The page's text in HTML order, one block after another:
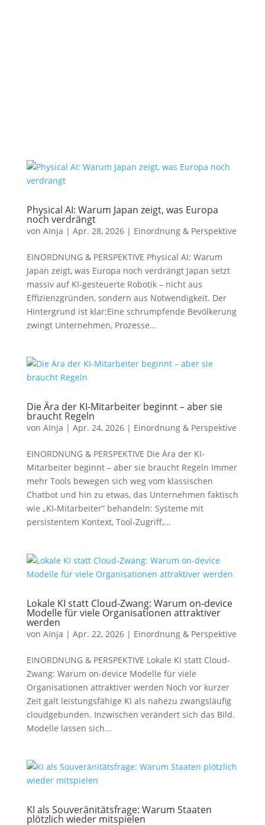
Physical AI: Warum Japan zeigt, was Europa
noch verdrängt
von AInja | Apr. 28, 2026| Einordnung & Perspektive
EINORDNUNG & PERSPEKTIVE Physical AI: Warum
Japan zeigt, was Europa noch verdrängt Japan setzt
massiv auf KI-gesteuerte Robotik – nicht aus
Effizienzgründen, sondern aus Notwendigkeit. Der
Hintergrund ist klar:Eine schrumpfende Bevölkerung
zwingt Unternehmen, Prozesse...
Die Ära der KI-Mitarbeiter beginnt – aber sie
braucht Regeln
von AInja | Apr. 24, 2026| Einordnung & Perspektive
EINORDNUNG & PERSPEKTIVE Die Ära der KI-
Mitarbeiter beginnt – aber sie braucht Regeln Immer
mehr Tools bewegen sich weg vom klassischen
Chatbot und hin zu etwas, das Unternehmen faktisch
wie „KI-Mitarbeiter“ behandeln: Systeme mit
persistentem Kontext, Tool-Zugriff,...
Lokale KI statt Cloud-Zwang: Warum on-device
Modelle für viele Organisationen attraktiver
werden
von AInja | Apr. 22, 2026| Einordnung & Perspektive
EINORDNUNG & PERSPEKTIVE Lokale KI statt Cloud-
Zwang: Warum on-device Modelle für viele
Organisationen attraktiver werden Noch vor kurzer
Zeit galt leistungsfähige KI als nahezu zwangsläufig
cloudgebunden. Inzwischen verändert sich das Bild.
Modelle lassen sich...
KI als Souveränitätsfrage: Warum Staaten
plötzlich wieder mitspielen